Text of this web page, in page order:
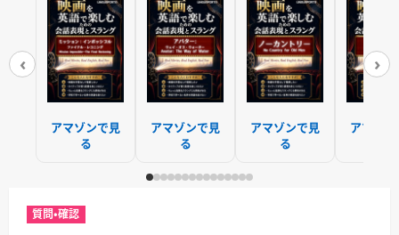
‹
アマゾンで見
る
アマゾンで見
る
アマゾンで見
る
アマゾ
›
質問・確認